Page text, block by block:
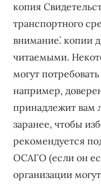
копия
транспортного
внимание⁚ копии
читаемыми.
могут
например,
принадлежит вам
заранее, чтобы
рекомендуется
ОСАГО (если он
организации